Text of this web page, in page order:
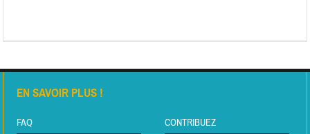
EN SAVOIR PLUS !
FAQ CONTRIBUEZ